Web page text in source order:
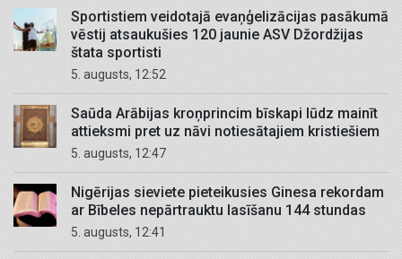
Sportistiem veidotajā evaņģelizācijas pasākumā
vēstij atsaukušies 120 jaunie ASV Džordžijas
štata sportisti
5. augusts, 12:52
Saūda Arābijas kroņprincim bīskapi lūdz mainīt
attieksmi pret uz nāvi notiesātajiem kristiešiem
5. augusts, 12:47
Nigērijas sieviete pieteikusies Ginesa rekordam
ar Bībeles nepārtrauktu lasīšanu 144 stundas
5. augusts, 12:41